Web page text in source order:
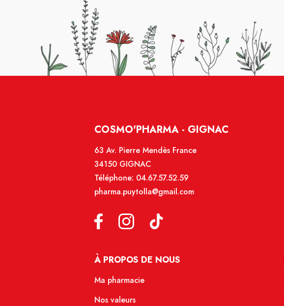
COSMO'PHARMA - GIGNAC
63 Av. Pierre Mendès France
34150 GIGNAC
Téléphone: 04.67.57.52.59
pharma.puytolla@gmail.com
À PROPOS DE NOUS
Ma pharmacie
Nos valeurs